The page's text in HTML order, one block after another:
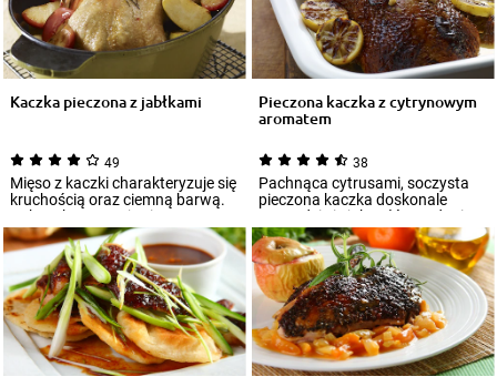
Kaczka pieczona z jabłkami
49
Mięso z kaczki charakteryzuje się
kruchością oraz ciemną barwą.
Dobrze komponuje się ze
słodkimi...
Pieczona kaczka z cytrynowym
aromatem
38
Pachnąca cytrusami, soczysta
pieczona kaczka doskonale
sprawdzi się jako główne danie
na świątecz...